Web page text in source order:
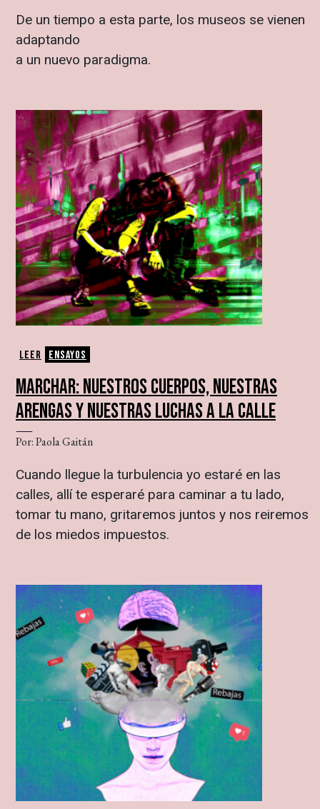
De un tiempo a esta parte, los museos se vienen
adaptando
a un nuevo paradigma.
Leer Ensayos
MARCHAR: NUESTROS CUERPOS, NUESTRAS
ARENGAS Y NUESTRAS LUCHAS A LA CALLE
Por: Paola Gaitán
Cuando llegue la turbulencia yo estaré en las
calles, allí te esperaré para caminar a tu lado,
tomar tu mano, gritaremos juntos y nos reiremos
de los miedos impuestos.